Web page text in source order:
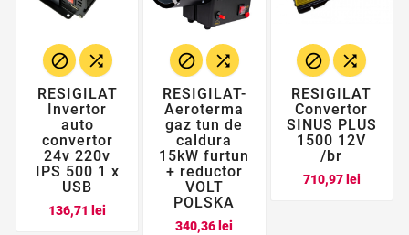
 
RESIGILAT
Invertor
auto
convertor
24v 220v
IPS 500 1 x
USB
136,71 lei
 
RESIGILAT-
Aeroterma
gaz tun de
caldura
15kW furtun
+ reductor
VOLT
POLSKA
340,36 lei
 
RESIGILAT
Convertor
SINUS PLUS
1500 12V
/br
710,97 leiPret